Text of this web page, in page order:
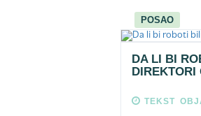
POSAO
DA LI BI
DIREKTORI
TEKST